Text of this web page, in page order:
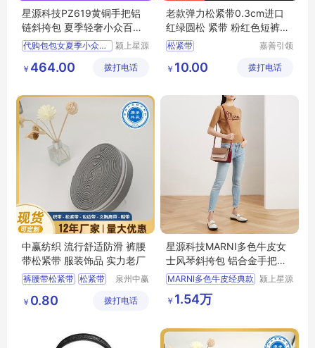
星源科技PZ619黄铜手把铝
链斜挎包 夏季轻奢小众百搭
迷你小包
代购包包女夏季小众百搭2
颍上星源
有限公司
￥ 464.00 拨打电话
老款弹力松紧带0.3cm进口
红绿圆松 紧带 粉红色短裤双
色
松紧带
嘉善引领
厂(普通
￥ 10.00 拨打电话
中赢纺织 流行舒适防滑 裤腰
带松紧带 服装饰品 实力老厂
裤腰带松紧带 松紧带
流行舒适防滑
泉州中赢
有限公司
￥ 0.80 拨打电话
星源科技MARNI多色牛皮女
士风琴斜挎包 铝合金手把现
货全国供应
MARNI多色牛皮经典款
颍上星源
￥ 1.54万